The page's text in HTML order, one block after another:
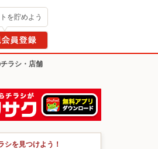
を貯めよう
ラシ・店舗
シを見つけよう！